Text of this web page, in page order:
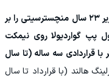
انزو مارسکا که در فصل ۲۱-۲۰۲۰ هدایت تیم زیر ۲۳ سال منچسترسیتی را بر
۲۳-۲۰۲۲ دستیار اول پپ گواردیولا روی نیمکت
قراردادی سه ساله (تا سال
هالند (با قرارداد تا سال